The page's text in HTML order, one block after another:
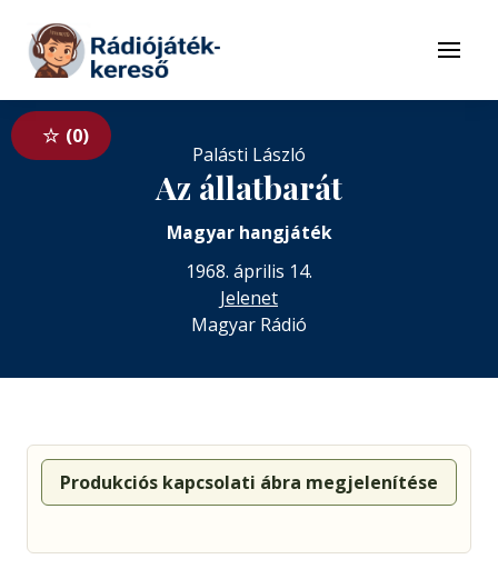
Tovább a tartalomhoz
Menü
0
Palásti László
Az állatbarát
Magyar hangjáték
1968. április 14.
Jelenet
Magyar Rádió
Produkciós kapcsolati ábra megjelenítése